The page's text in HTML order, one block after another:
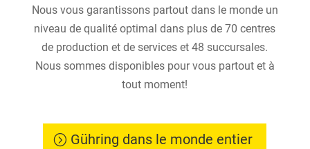
Nous vous garantissons partout dans le monde un
niveau de qualité optimal dans plus de 70 centres
de production et de services et 48 succursales.
Nous sommes disponibles pour vous partout et à
tout moment!
Gühring dans le monde entier